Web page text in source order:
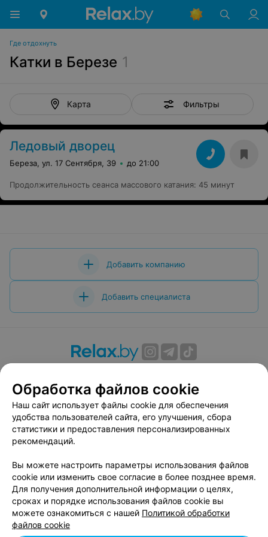
Где отдохнуть
Катки в Березе 1
Карта Фильтры
Ледовый дворец
Береза, ул. 17 Сентября, 39 до 21:00
Продолжительность сеанса массового катания: 45 минут
Добавить компанию
Добавить специалиста
Вакансии
Публичный договор
Способы оплаты
Публичный договор по использованию сервиса
«Афиша»
Пользовательское соглашение
Связаться по вопросам сотрудничества
Написать руководителю relax.by
Персональные настройки cookie
Обработка персональных данных
Обработка файлов cookie
Наш сайт использует файлы cookie для обеспечения
удобства пользователей сайта, его улучшения, сбора
статистики и предоставления персонализированных
рекомендаций.
Вы можете настроить параметры использования файлов
cookie или изменить свое согласие в более позднее время.
Для получения дополнительной информации о целях,
сроках и порядке использования файлов cookie вы
можете ознакомиться с нашей Политикой обработки
файлов cookie